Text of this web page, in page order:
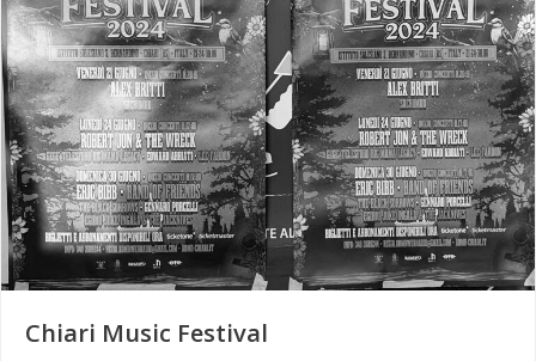
Chiari Music Festival